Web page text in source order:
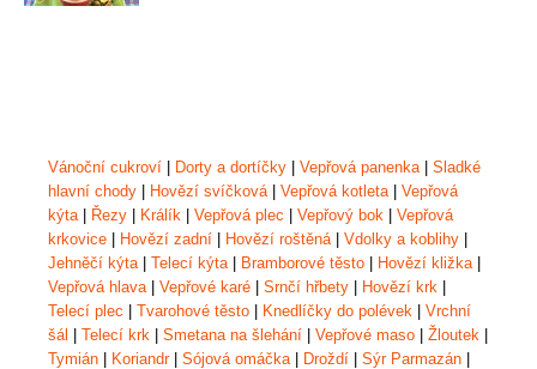
Vánoční cukroví | Dorty a dortíčky | Vepřová panenka | Sladké
hlavní chody | Hovězí svíčková | Vepřová kotleta | Vepřová
kýta | Řezy | Králík | Vepřová plec | Vepřový bok | Vepřová
krkovice | Hovězí zadní | Hovězí roštěná | Vdolky a koblihy |
Jehněčí kýta | Telecí kýta | Bramborové těsto | Hovězí kližka |
Vepřová hlava | Vepřové karé | Srnčí hřbety | Hovězí krk |
Telecí plec | Tvarohové těsto | Knedlíčky do polévek | Vrchní
šál | Telecí krk | Smetana na šlehání | Vepřové maso | Žloutek |
Tymián | Koriandr| Sójová omáčka | Droždí | Sýr Parmazán |